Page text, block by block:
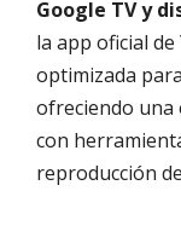
Google TV y
la app oficial
optimizada
ofreciendo una
con
reproducción